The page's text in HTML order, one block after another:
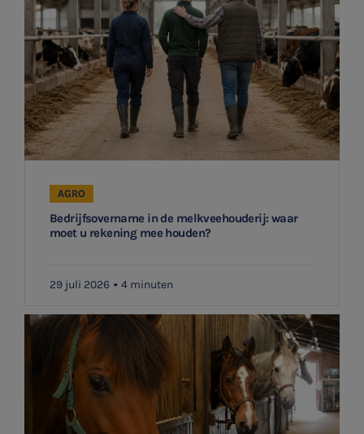
Bedrijfsovername in de melkveehouderij: waar
moet u rekening mee houden?
AGRO
29 juli 2026 4 minuten